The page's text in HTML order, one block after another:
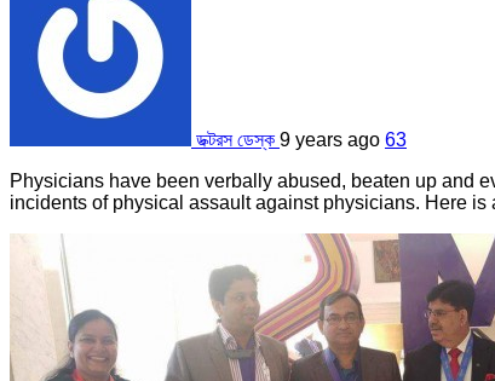
ডক্টরস ডেস্ক 9 years ago 63
Physicians have been verbally abused, beaten up and
incidents of physical assault against physicians. Here